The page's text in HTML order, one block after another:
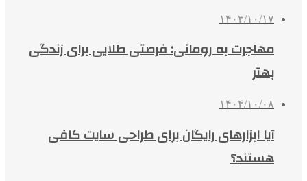
۱۴۰۳/۱۰/۱۷
مهاجرت به رومانی: فرصتی طلایی برای زندگی
بهتر
۱۴۰۴/۱۰/۰۸
آیا ابزارهای رایگان برای طراحی سایت کافی
هستند؟